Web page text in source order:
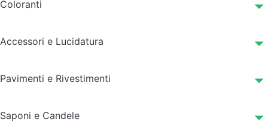
Coloranti
Accessori e Lucidatura
Pavimenti e Rivestimenti
Saponi e Candele